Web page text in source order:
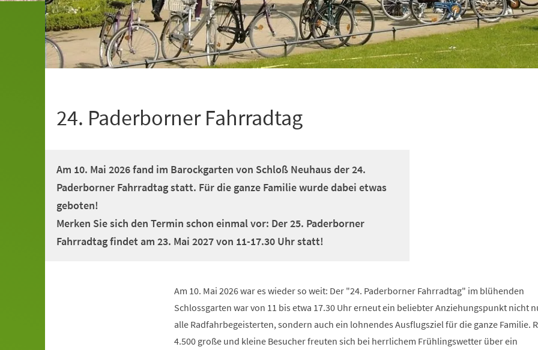
24. Paderborner Fahrradtag
Am 10. Mai 2026 fand im Barockgarten von Schloß Neuhaus der 24.
Paderborner Fahrradtag statt. Für die ganze Familie wurde dabei etwas
geboten!
Merken Sie sich den Termin schon einmal vor: Der 25. Paderborner
Fahrradtag findet am 23. Mai 2027 von 11-17.30 Uhr statt!
Am 10. Mai 2026 war es wieder so weit: Der "24. Paderborner Fahrradtag" im blühenden
Schlossgarten war von 11 bis etwa 17.30 Uhr erneut ein beliebter Anziehungspunkt nicht
alle Radfahrbegeisterten, sondern auch ein lohnendes Ausflugsziel für die ganze Familie.
4.500 große und kleine Besucher freuten sich bei herrlichem Frühlingswetter über ein